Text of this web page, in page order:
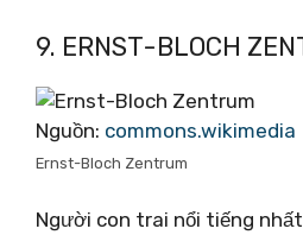
9. ERNST-BLOCH
Nguồn: commons.wikimedia
Ernst-Bloch Zentrum
Người con trai nổi tiếng